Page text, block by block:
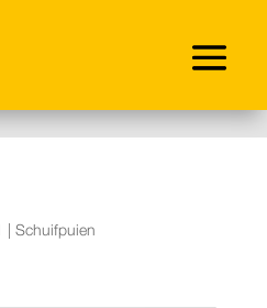
Schuifpuien